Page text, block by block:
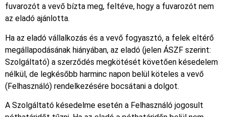
fuvarozót a vevő bízta meg, feltéve, hogy a fuvarozót nem
az eladó ajánlotta.
Ha az eladó vállalkozás és a vevő fogyasztó, a felek eltérő
megállapodásának hiányában, az eladó (jelen ÁSZF szerint:
Szolgáltató) a szerződés megkötését követően késedelem
nélkül, de legkésőbb harminc napon belül köteles a vevő
(Felhasználó) rendelkezésére bocsátani a dolgot.
A Szolgáltató késedelme esetén a Felhasználó jogosult